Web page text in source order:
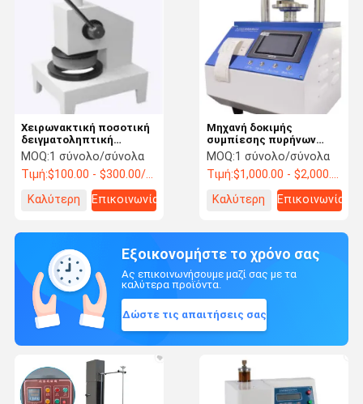
Χειρωνακτική ποσοτική
δειγματοληπτική
συσκευή δοκιμής
εγγράφου GSM
MOQ:1 σύνολο/σύνολα
Τιμή:$100.00 - $300.00/ Set
Καλύτερη
Επικοινωνία
Μηχανή δοκιμής
συμπίεσης πυρήνων
ελεγκτών πίεσης
συντριβής δαχτυλιδιών
εγγράφου Liyi
MOQ:1 σύνολο/σύνολα
Τιμή:$1,000.00 - $2,000.00/ Set
Καλύτερη
Επικοινωνία
Εξοικονομήστε το χρόνο σας
Ας επικοινωνήσουμε μαζί σας με τα
καλύτερα προϊόντα.
Δώστε τις απαιτήσεις σας